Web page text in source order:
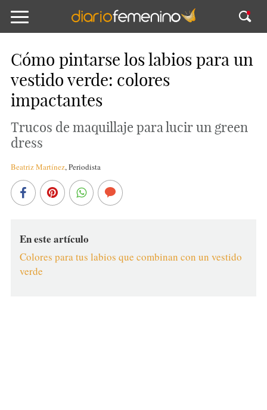
Cómo pintarse los labios para un
vestido verde: colores
impactantes
Trucos de maquillaje para lucir un green
dress
Beatriz Martínez,Periodista
En este artículo
Colores para tus labios que combinan con un vestido
verde